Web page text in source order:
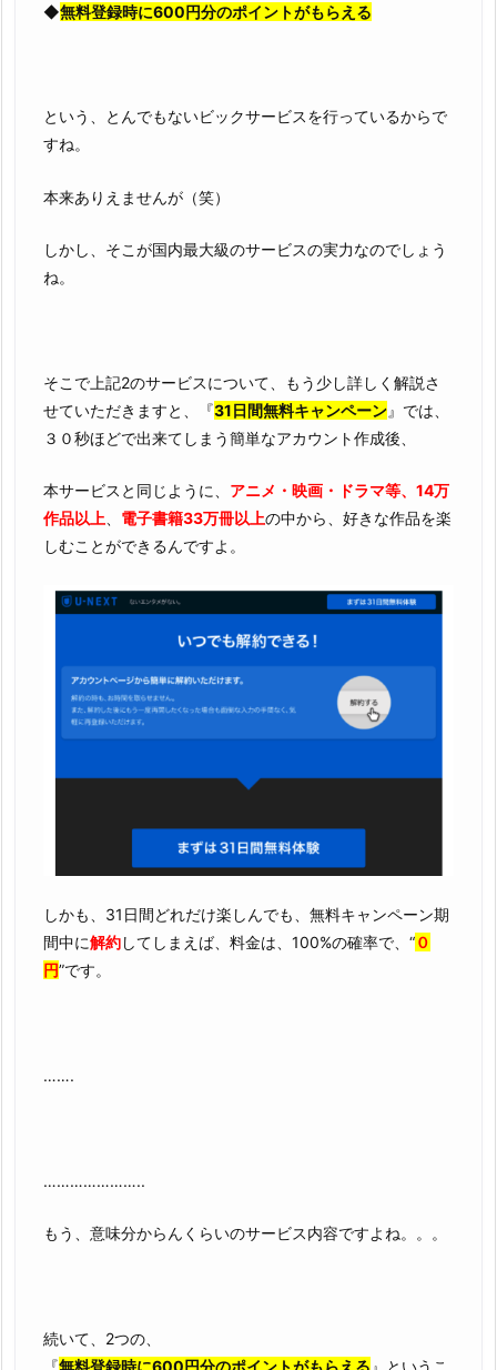
◆無料登録時に600円分のポイントがもらえる
という、とんでもないビックサービスを行っているからで
すね。
本来ありえませんが（笑）
しかし、そこが国内最大級のサービスの実力なのでしょう
ね。
そこで上記2のサービスについて、もう少し詳しく解説さ
せていただきますと、『31日間無料キャンペーン』では、
３０秒ほどで出来てしまう簡単なアカウント作成後、
本サービスと同じように、 アニメ・映画・ドラマ等、14万
作品以上
電子書籍33万冊以上の中から、好きな作品を楽
しむことができるんですよ。
しかも、31日間どれだけ楽しんでも、無料キャンペーン期
間中に解約してしまえば、料金は、100%の確率で、“０
円”です。
…….
…………………..
もう、意味分からんくらいのサービス内容ですよね。。。
続いて、2つの、
『無料登録時に600円分のポイントがもらえる 』というこ